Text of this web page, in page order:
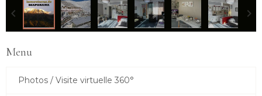
Menu
Photos / Visite virtuelle 360°